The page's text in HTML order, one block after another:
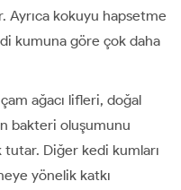
Ayrıca kokuyu hapsetme
kumuna göre çok daha
ağacı lifleri, doğal
bakteri oluşumunu
tutar. Diğer kedi kumları
yönelik katkı